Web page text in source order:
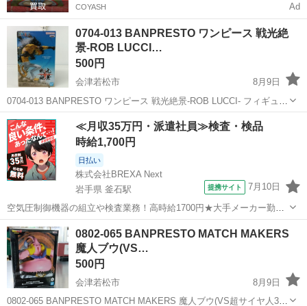
COYASH Ad
0704-013 BANPRESTO ワンピース 戦光絶
景-ROB LUCCI…
500円
会津若松市
8月9日
0704-013 BANPRESTO ワンピース 戦光絶景-ROB LUCCI- フィギュア
【状態】 ・使用頻度の少ない美品です ・詳細は現地でご確認ください
・お値引きは出来かねますのでご了承願います ...
福島 会津若松市 フィギュア ROB
≪月収35万円・派遣社員≫検査・検品
時給1,700円
日払い
株式会社BREXA Next
岩手県 釜石駅
提携サイト 7月10日
空気圧制御機器の組立や検査業務！高時給1700円★大手メーカー勤
務！嬉しい寮費無料！ワンルーム寮完備★マイカー通勤OK＆工場敷地
内に無料駐車場あり★！《岩手県釜石市》 人気の工場のお仕事 ◇空気
圧制御機器（シリンダ、バルブ...
岩手 釜石市
0802-065 BANPRESTO MATCH MAKERS
魔人ブウ(VS…
500円
会津若松市
8月9日
0802-065 BANPRESTO MATCH MAKERS 魔人ブウ(VS超サイヤ人3孫